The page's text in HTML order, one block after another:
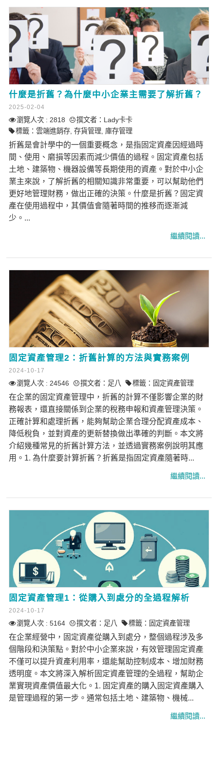
什麼是折舊？為什麼中小企業主需要了解折舊？
2025-02-04
瀏覽人次 : 2818 撰文者： Lady卡卡
標籤：雲端進銷存 ,存貨管理 庫存管理
折舊是會計學中的一個重要概念，是指固定資產因經過時
間、使用、磨損等因素而減少價值的過程。固定資產包括
土地、建築物、機器設備等長期使用的資產。對於中小企
業主來說，了解折舊的相關知識非常重要，可以幫助他們
更好地管理財務，做出正確的決策。什麼是折舊？固定資
產在使用過程中，其價值會隨著時間的推移而逐漸減
少。...
固定資產管理2：折舊計算的方法與實務案例
2024-10-17
瀏覽人次 : 24546 撰文者： 足八 標籤： 固定資產管理
在企業的固定資產管理中，折舊的計算不僅影響企業的財
務報表，還直接關係到企業的稅務申報和資產管理決策。
正確計算和處理折舊，能夠幫助企業合理分配資產成本、
降低稅負，並對資產的更新替換做出準確的判斷。本文將
介紹幾種常見的折舊計算方法，並透過實務案例說明其應
用。1. 為什麼要計算折舊？折舊是指固定資產隨著時...
固定資產管理1：從購入到處分的全過程解析
2024-10-17
瀏覽人次 : 5164 撰文者： 足八 標籤： 固定資產管理
在企業經營中，固定資產從購入到處分，整個過程涉及多
個階段和決策點。對於中小企業來說，有效管理固定資產
不僅可以提升資產利用率，還能幫助控制成本、增加財務
透明度。本文將深入解析固定資產管理的全過程，幫助企
業實現資產價值最大化。1. 固定資產的購入固定資產購入
是管理過程的第一步。通常包括土地、建築物、機械...